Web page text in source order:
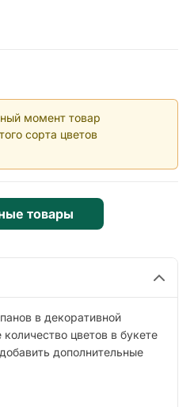
момент товар
сорта цветов
товары
в декоративной
цветов в букете
дополнительные